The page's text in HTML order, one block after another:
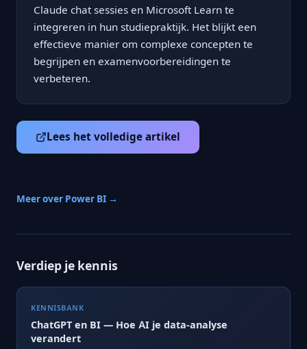
Claude chat sessies en Microsoft Learn te
integreren in hun studiepraktijk. Het blijkt een
effectieve manier om complexe concepten te
begrijpen en examenvoorbereidingen te
verbeteren.
Lees het volledige artikel
Meer over Power BI →
Verdiep je kennis
KENNISBANK
ChatGPT en BI — Hoe AI je data-analyse
verandert